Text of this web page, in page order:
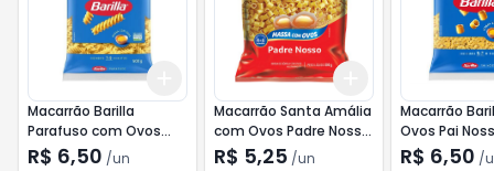
5 +10
Add
Macarrão Barilla
Parafuso com Ovos
500g
R$ 6,50 /un
+10
Add
Macarrão Santa Amália
com Ovos Padre Nosso
500g
R$ 5,25 /un
Macarrão
Ovos Pai
R$ 6,50 /